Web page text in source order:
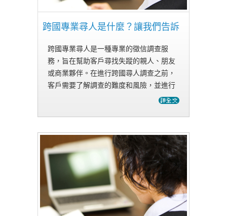
跨國專業尋人是什麼？讓我們告訴
跨國專業尋人是一種專業的徵信調查服
務，旨在幫助客戶尋找失蹤的親人、朋友
或商業夥伴。在進行跨國尋人調查之前，
客戶需要了解調查的難度和風險，並進行
全面的風險評估。以下是一些常見的問題